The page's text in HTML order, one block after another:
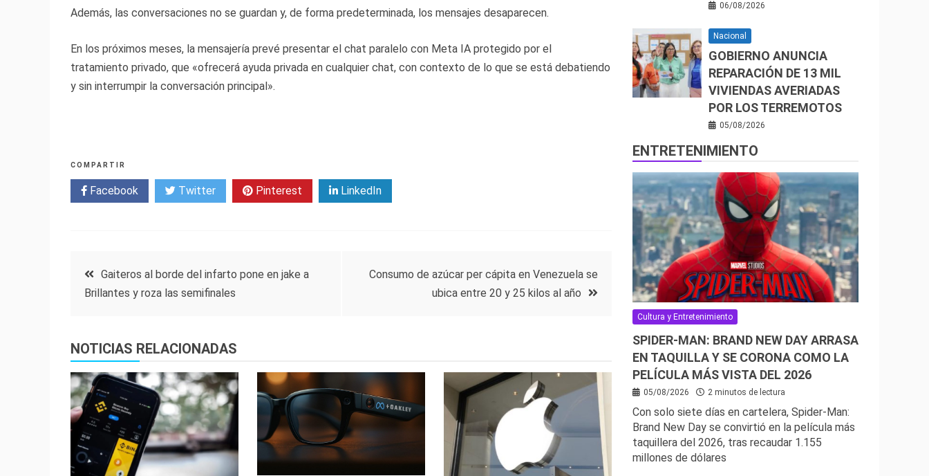
Además, las conversaciones no se guardan y, de forma predeterminada, los mensajes desaparecen.
En los próximos meses, la mensajería prevé presentar el chat paralelo con Meta IA protegido por el
tratamiento privado, que «ofrecerá ayuda privada en cualquier chat, con contexto de lo que se está debatiendo
y sin interrumpir la conversación principal».
COMPARTIR
Facebook Twitter Pinterest LinkedIn
Navegación
entradas
Gaiteros al borde del infarto pone en jake a
Brillantes y roza las semifinales
Consumo de azúcar per cápita en Venezuela se
ubica entre 20 y 25 kilos al año
NOTICIAS RELACIONADAS
06/08/2026
Nacional
GOBIERNO ANUNCIA
REPARACIÓN DE 13 MIL
VIVIENDAS AVERIADAS
POR LOS TERREMOTOS
05/08/2026
ENTRETENIMIENTO
Cultura y Entretenimiento
SPIDER-MAN: BRAND NEW DAY ARRASA
EN TAQUILLA Y SE CORONA COMO LA
PELÍCULA MÁS VISTA DEL 2026
05/08/2026 2 minutos de lectura
Con solo siete días en cartelera, Spider-Man:
Brand New Day se convirtió en la película más
taquillera del 2026, tras recaudar 1.155
millones de dólares